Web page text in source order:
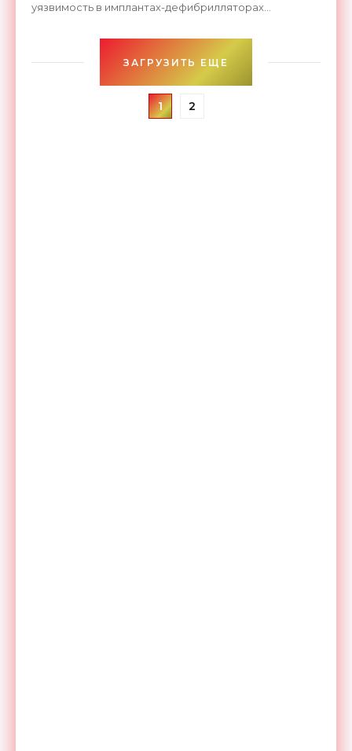
уязвимость в имплантах-дефибрилляторах
моделей, суммарным числом около
ЗАГРУЗИТЬ ЕЩЕ
1 2